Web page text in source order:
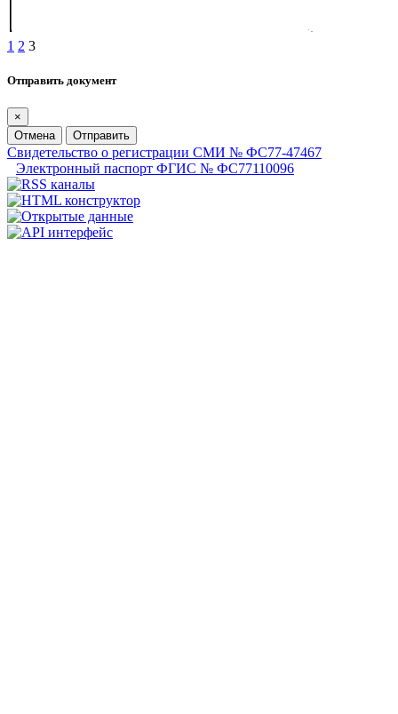
1 2 3
Отправить документ
×
Отмена
Отправить
Свидетельство о регистрации СМИ № ФС77-47467
Электронный паспорт ФГИС № ФС77110096